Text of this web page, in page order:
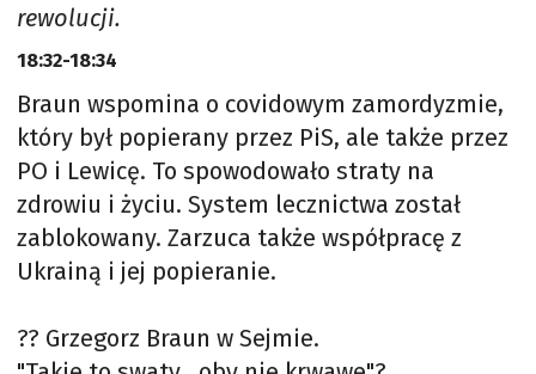
rewolucji.
18:32-18:34
Braun wspomina o covidowym zamordyzmie,
który był popierany przez PiS, ale także przez
PO i Lewicę. To spowodowało straty na
zdrowiu i życiu. System lecznictwa został
zablokowany. Zarzuca także współpracę z
Ukrainą i jej popieranie.
?? Grzegorz Braun w Sejmie.